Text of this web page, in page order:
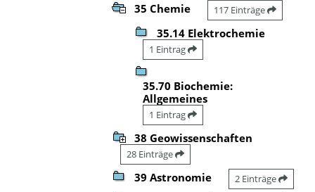
35 Chemie 117 Einträge
35.14 Elektrochemie
1 Eintrag
35.70 Biochemie:
Allgemeines
1 Eintrag
38 Geowissenschaften
28 Einträge
39 Astronomie 2 Einträge